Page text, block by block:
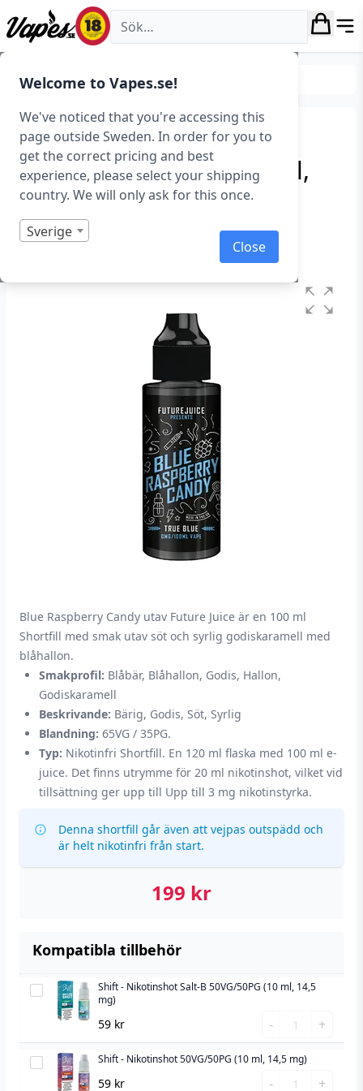
Welcome to Vapes.se!
We've noticed that you're accessing this
page outside Sweden. In order for you to
get the correct pricing and best
experience, please select your shipping
country. We will only ask for this once.
Sverige
Close
Vapes.se
E-juice E-juice varumärken
Future Juice – Blue
Raspberry Candy (100 ml,
Shortfill)
Art.nr: 42445
I lager
Blue Raspberry Candy utav Future Juice är en 100 ml
Shortfill med smak utav söt och syrlig godiskaramell med
blåhallon.
Smakprofil: Blåbär, Blåhallon, Godis, Hallon,
Godiskaramell
Beskrivande: Bärig, Godis, Söt, Syrlig
Blandning: 65VG / 35PG.
Typ: Nikotinfri Shortfill. En 120 ml flaska med 100 ml e-
juice. Det finns utrymme för 20 ml nikotinshot, vilket vid
tillsättning ger upp till Upp till 3 mg nikotinstyrka.
Denna shortfill går även att vejpas outspädd och
är helt nikotinfri från start.
199 kr
Kompatibla tillbehör
Shift
Nikotinshot
Salt-
B
Shift - Nikotinshot Salt-B 50VG/50PG (10 ml, 14,5
mg)
59 kr -
Shift
-
Nikotinshot
Salt-
+
Shift
Shift - Nikotinshot 50VG/50PG (10 ml, 14,5 mg)
59 kr -
Shift
+